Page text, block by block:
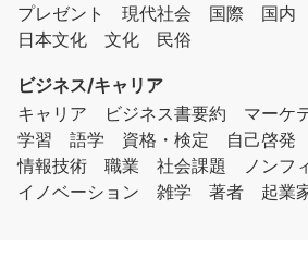
プレゼント
現代社会 国際 国内
日本文化
文化 民俗
ビジネス/キャリア
キャリア
ビジネス書要約 マーケ
学習
語学 資格・検定 自己啓発
情報技術
職業 社会課題
ノンフ
イノベーション
雑学 著者 起業